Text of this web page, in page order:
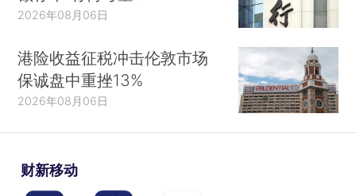
2026年08月06日
港险收益征税冲击伦敦市场
保诚盘中重挫13%
2026年08月06日
财新移动